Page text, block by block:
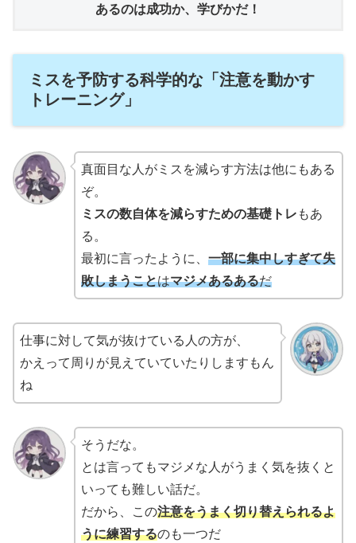
あるのは成功か、学びかだ！
ミスを予防する科学的な「注意を動かす
トレーニング」
真面目な人がミスを減らす方法は他にもある
ぞ。
ミスの数自体を減らすための基礎トレ もあ
る。
最初に言ったように、 一部に集中しすぎて失
敗しまうことはマジメあるあるだ
仕事に対して気が抜けている人の方が、
かえって周りが見えていていたりしますもん
ね
そうだな。
とは言ってもマジメな人がうまく気を抜くと
いっても難しい話だ。
だから、この注意をうまく切り替えられるよ
うに練習するのも一つだ